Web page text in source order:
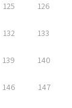
125 126
132 133
139 140
146 147